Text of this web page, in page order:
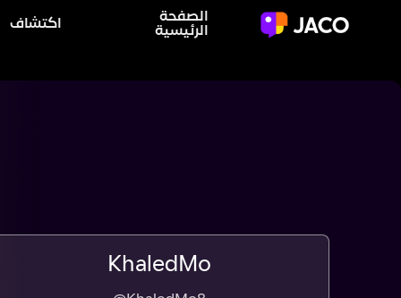
الصفحة
الرئيسية
اكتشاف
KhaledMo